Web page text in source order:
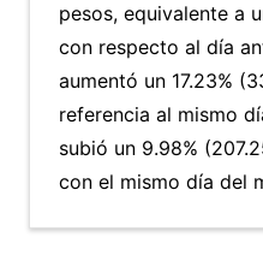
pesos, equivalente a
con respecto al día
aumentó un 17.23%
referencia al mismo
subió un 9.98%
con el mismo día del